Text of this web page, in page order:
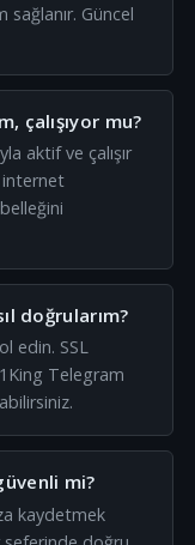
Güncel
çalışıyor mu?
aktif ve çalışır
internet
doğrularım?
edin. SSL
Telegram
mi?
kaydetmek